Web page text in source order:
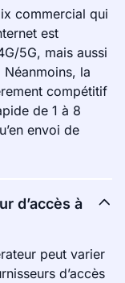
commercial qui
est
5G, mais aussi
la
compétitif
de 1 à 8
envoi de
d’accès à
peut varier
d’accès